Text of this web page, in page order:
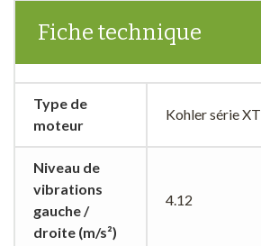
Fiche technique
Type de
moteur
Kohler série
Niveau de
vibrations
gauche /
droite (m/s²)
4.12